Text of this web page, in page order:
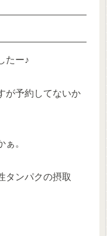
たー♪
が予約してないか
。
タンパクの摂取